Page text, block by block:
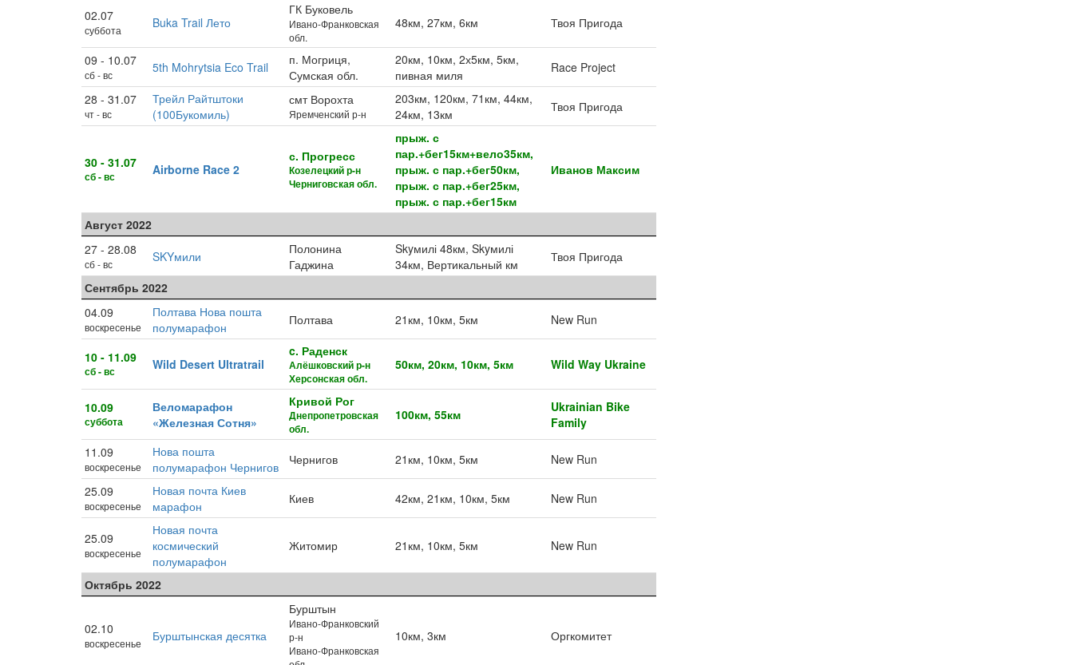
02.07
суббота Buka Trail Лето
ГК Буковель
Ивано-Франковская
обл.
48км, 27км, 6км Твоя Пригода
09 - 10.07
сб - вс 5th Mohrytsia Eco Trail
п. Могриця,
Сумская обл.
20км, 10км, 2х5км, 5км,
пивная миля
Race Project
28 - 31.07
чт - вс
Трейл Райтштоки
(100Букомиль)
смт Ворохта
Яремченский р-н
203км, 120км, 71км, 44км,
24км, 13км
Твоя Пригода
30 - 31.07
сб - вс Airborne Race 2
с. Прогресс
Козелецкий р-н
Черниговская обл.
прыж. с
пар.+бег15км+вело35км,
прыж. с пар.+бег50км,
прыж. с пар.+бег25км,
прыж. с пар.+бег15км
Иванов Максим
Август 2022
27 - 28.08
сб - вс SKYмили
Полонина
Гаджина
Skyмилі 48км, Skyмилі
34км, Вертикальный км
Твоя Пригода
Сентябрь 2022
04.09
воскресенье
Полтава Нова пошта
полумарафон
Полтава 21км, 10км, 5км New Run
10 - 11.09
сб - вс Wild Desert Ultratrail
c. Раденск
Алёшковский р-н
Херсонская обл.
50км, 20км, 10км, 5км Wild Way Ukraine
10.09
суббота
Веломарафон
«Железная Сотня»
Кривой Рог
Днепропетровская
обл.
100км, 55км
Ukrainian Bike
Family
11.09
воскресенье
Нова пошта
полумарафон Чернигов
Чернигов 21км, 10км, 5км
New Run
25.09
воскресенье
Новая почта Киев
марафон
Киев 42км, 21км, 10км, 5км New Run
25.09
воскресенье
Новая почта
космический
полумарафон
Житомир 21км, 10км, 5км New Run
Октябрь 2022
02.10
воскресенье Бурштынская десятка
Бурштын
Ивано-Франковский
р-н
Ивано-Франковская
10км, 3км Оргкомитет